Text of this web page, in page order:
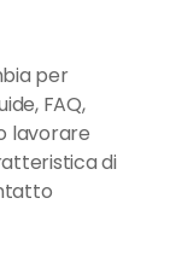
per
FAQ,
lavorare
di